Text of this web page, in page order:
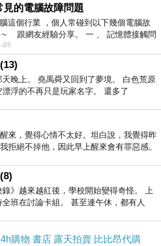
見的電腦故障問題
這個行業 ，個人常碰到以下幾個電腦故
~ 跟網友經驗分享。 一 、 記憶體接觸問
體即
05
晚上。 堯禹舜又回到了夢境。 白色荒原
浮的不再只是玩家名字。 還多了
來，覺得心情不太好。坦白說，我覺得昨
拒絕不掉他，因此早上醒來會有罪惡感。
》越來越紅後，學校開始變得奇怪。 上
班在討論卡組。 甚至連午休，都有人
購物 書店 露天拍賣 比比昂代購